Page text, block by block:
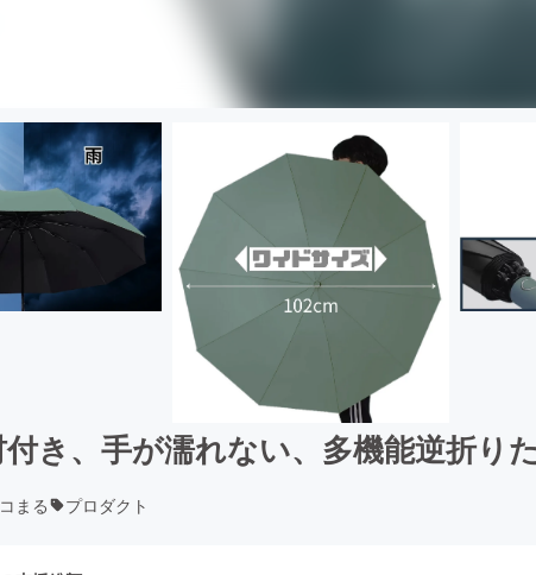
き、手が濡れない、多機能逆折り
まる プロダクト